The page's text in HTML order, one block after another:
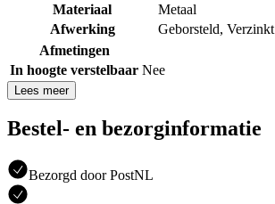
Materiaal
Metaal
Afwerking
Geborsteld, Verzinkt
Afmetingen
In hoogte verstelbaar Nee
Lees meer
Bestel- en bezorginformatie
Bezorgd door PostNL